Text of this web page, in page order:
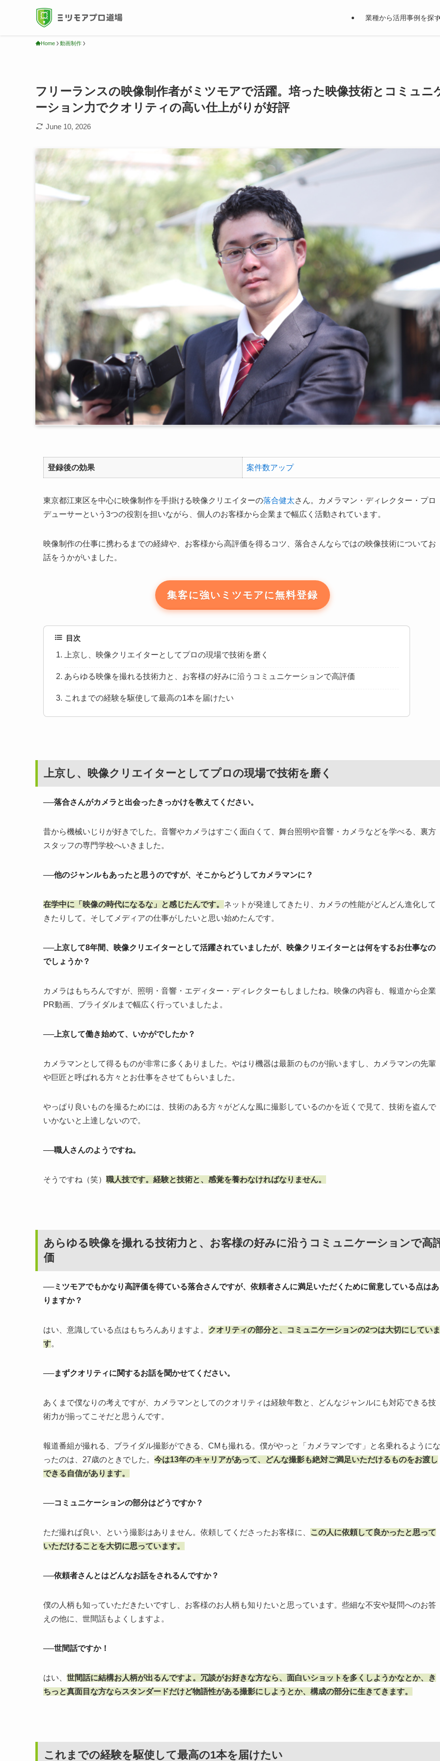
業種から活用事例を探
Home 動画制作
フリーランスの映像制作者がミツモアで活躍。培った映像技術とコミュニ
ーション力でクオリティの高い仕上がりが好評
June 10, 2026
登録後の効果 案件数アップ
東京都江東区を中心に映像制作を手掛ける映像クリエイターの落合健太さん。カメラマン・ディレクター・プロ
デューサーという3つの役割を担いながら、個人のお客様から企業まで幅広く活動されています。
映像制作の仕事に携わるまでの経緯や、お客様から高評価を得るコツ、落合さんならではの映像技術についてお
話をうかがいました。
集客に強いミツモアに無料登録
目次
上京し、映像クリエイターとしてプロの現場で技術を磨く
あらゆる映像を撮れる技術力と、お客様の好みに沿うコミュニケーションで高評価
これまでの経験を駆使して最高の1本を届けたい
上京し、映像クリエイターとしてプロの現場で技術を磨く
──落合さんがカメラと出会ったきっかけを教えてください。
昔から機械いじりが好きでした。音響やカメラはすごく面白くて、舞台照明や音響・カメラなどを学べる、裏方
スタッフの専門学校へいきました。
──他のジャンルもあったと思うのですが、そこからどうしてカメラマンに？
在学中に「映像の時代になるな」と感じたんです。 ネットが発達してきたり、カメラの性能がどんどん進化して
きたりして。そしてメディアの仕事がしたいと思い始めたんです。
──上京して8年間、映像クリエイターとして活躍されていましたが、映像クリエイターとは何をするお仕事なの
でしょうか？
カメラはもちろんですが、照明・音響・エディター・ディレクターもしましたね。映像の内容も、報道から企業
PR動画、ブライダルまで幅広く行っていましたよ。
──上京して働き始めて、いかがでしたか？
カメラマンとして得るものが非常に多くありました。やはり機器は最新のものが揃いますし、カメラマンの先輩
や巨匠と呼ばれる方々とお仕事をさせてもらいました。
やっぱり良いものを撮るためには、技術のある方々がどんな風に撮影しているのかを近くで見て、技術を盗んで
いかないと上達しないので。
──職人さんのようですね。
そうですね（笑） 職人技です。経験と技術と、感覚を養わなければなりません。
あらゆる映像を撮れる技術力と、お客様の好みに沿うコミュニケーションで高
価
──ミツモアでもかなり高評価を得ている落合さんですが、依頼者さんに満足いただくために留意している点はあ
りますか？
はい、意識している点はもちろんありますよ。 クオリティの部分と、コミュニケーションの2つは大切にしていま
す。
──まずクオリティに関するお話を聞かせてください。
あくまで僕なりの考えですが、カメラマンとしてのクオリティは経験年数と、どんなジャンルにも対応できる技
術力が揃ってこそだと思うんです。
報道番組が撮れる、ブライダル撮影ができる、CMも撮れる。僕がやっと「カメラマンです」と名乗れるようにな
ったのは、27歳のときでした。 今は13年のキャリアがあって、どんな撮影も絶対ご満足いただけるものをお渡し
できる自信があります。
──コミュニケーションの部分はどうですか？
ただ撮れば良い、という撮影はありません。依頼してくださったお客様に、
この人に依頼して良かったと思って
いただけることを大切に思っています。
──依頼者さんとはどんなお話をされるんですか？
僕の人柄も知っていただきたいですし、お客様のお人柄も知りたいと思っています。些細な不安や疑問へのお答
えの他に、世間話もよくしますよ。
──世間話ですか！
はい、 世間話に結構お人柄が出るんですよ。冗談がお好きな方なら、面白いショットを多くしようかなとか、き
ちっと真面目な方ならスタンダードだけど物語性がある撮影にしようとか、構成の部分に生きてきます。
これまでの経験を駆使して最高の1本を届けたい